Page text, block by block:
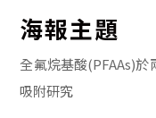
海報主題
全氟烷基酸(PFAAs)
吸附研究